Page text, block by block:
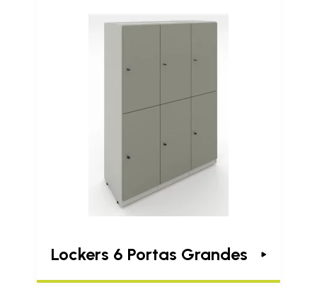
Lockers 6 Portas Grandes